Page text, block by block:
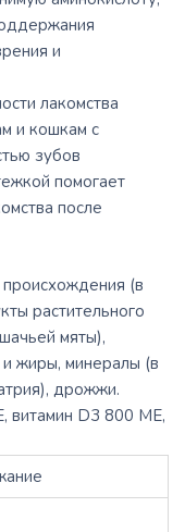
и
лакомства
и кошкам с
зубов
помогает
после
(в
растительного
мяты),
и жиры, минералы (в
дрожжи.
витамин D3 800 МЕ,